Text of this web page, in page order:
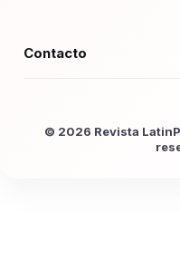
Contacto
© 2026 Revista